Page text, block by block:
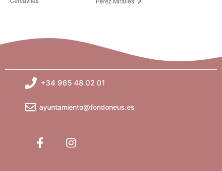
+34 965 48 02 01
ayuntamiento@fondoneus.es